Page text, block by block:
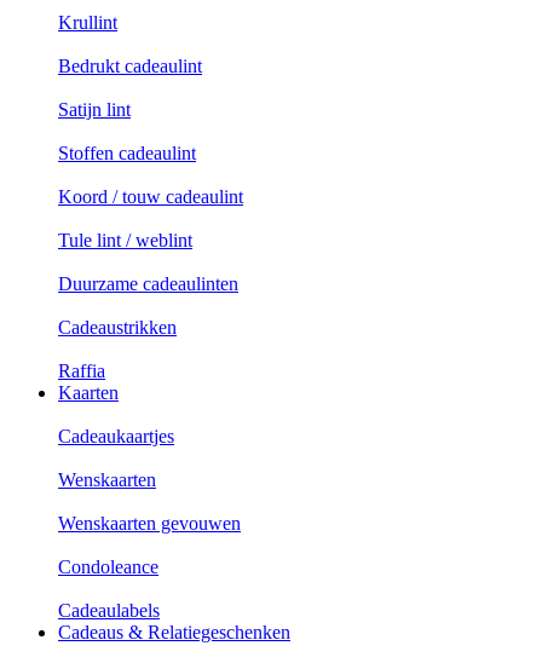
Krullint
Bedrukt cadeaulint
Satijn lint
Stoffen cadeaulint
Koord / touw cadeaulint
Tule lint / weblint
Duurzame cadeaulinten
Cadeaustrikken
Raffia
Kaarten
Cadeaukaartjes
Wenskaarten
Wenskaarten gevouwen
Condoleance
Cadeaulabels
Cadeaus & Relatiegeschenken